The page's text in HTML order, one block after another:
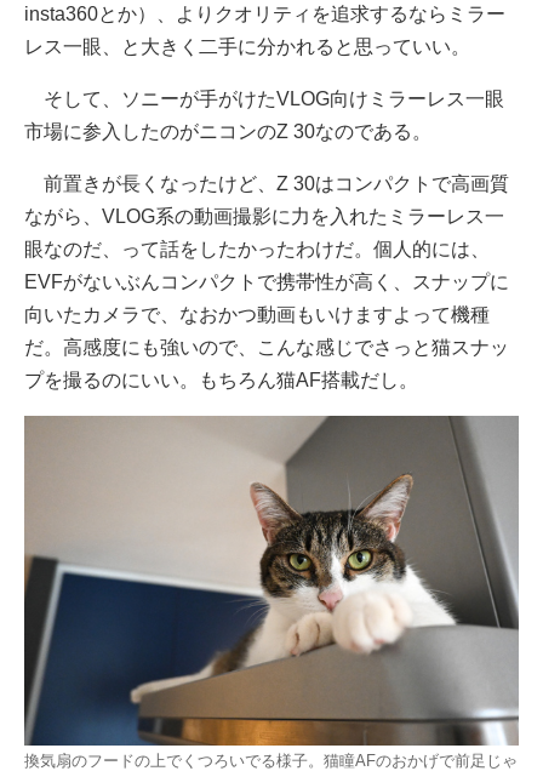
insta360とか）、よりクオリティを追求するならミラー
レス一眼、と大きく二手に分かれると思っていい。
そして、ソニーが手がけたVLOG向けミラーレス一眼
市場に参入したのがニコンのZ 30なのである。
前置きが長くなったけど、Z 30はコンパクトで高画質
ながら、VLOG系の動画撮影に力を入れたミラーレス一
眼なのだ、って話をしたかったわけだ。個人的には、
EVFがないぶんコンパクトで携帯性が高く、スナップに
向いたカメラで、なおかつ動画もいけますよって機種
だ。高感度にも強いので、こんな感じでさっと猫スナッ
プを撮るのにいい。もちろん猫AF搭載だし。
換気扇のフードの上でくつろいでる様子。猫瞳AFのおかげで前足じゃ